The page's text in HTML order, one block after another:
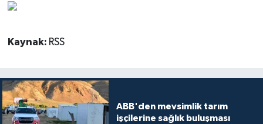
Kaynak: RSS
ABB'den mevsimlik tarım
işçilerine sağlık buluşması